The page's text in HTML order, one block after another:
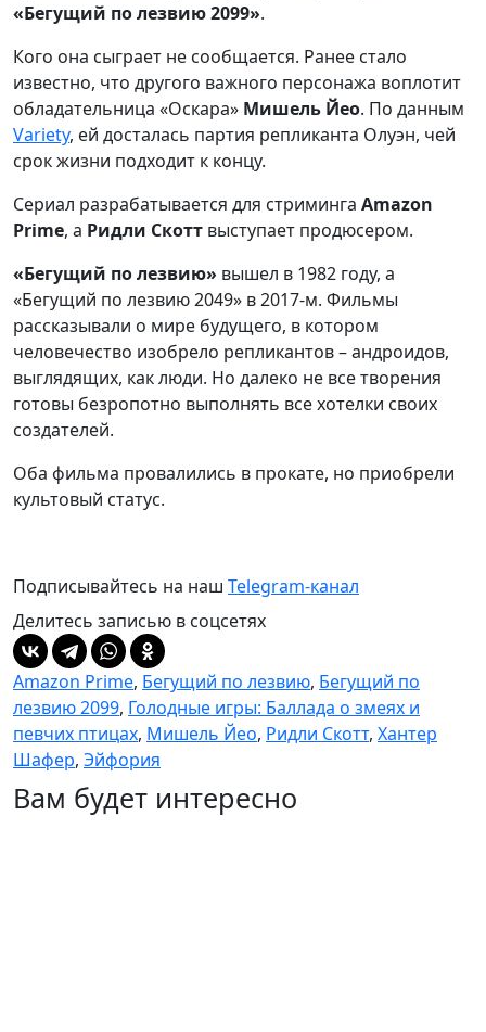
«Бегущий по лезвию 2099».
Кого она сыграет не сообщается. Ранее стало
известно, что другого важного персонажа воплотит
обладательница «Оскара» Мишель Йео. По данным
Variety, ей досталась партия репликанта Олуэн, чей
срок жизни подходит к концу.
Сериал разрабатывается для стриминга Amazon
Prime, а Ридли Скотт выступает продюсером.
«Бегущий по лезвию» вышел в 1982 году, а
«Бегущий по лезвию 2049» в 2017-м. Фильмы
рассказывали о мире будущего, в котором
человечество изобрело репликантов – андроидов,
выглядящих, как люди. Но далеко не все творения
готовы безропотно выполнять все хотелки своих
создателей.
Оба фильма провалились в прокате, но приобрели
культовый статус.
Подписывайтесь на наш Telegram-канал
Делитесь записью в соцсетях
Amazon Prime, Бегущий по лезвию, Бегущий по
лезвию 2099, Голодные игры: Баллада о змеях и
певчих птицах, Мишель Йео, Ридли Скотт, Хантер
Шафер, Эйфория
Вам будет интересно